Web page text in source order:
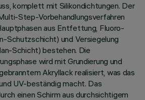
komplett mit Silikondichtungen. Der
Step-Vorbehandlungsverfahren
aus Entfettung, Fluoro-
Schutzschicht) und Versiegelung
Schicht) bestehen. Die
wird mit Grundierung und
Akryllack realisiert, was das
UV-beständig macht. Das
einen Schirm aus durchsichtigem